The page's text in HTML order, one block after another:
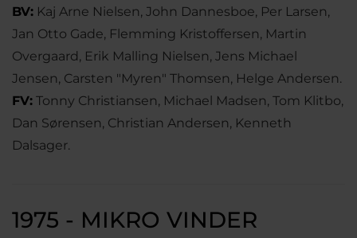
BV: Kaj Arne Nielsen, John Dannesboe, Per Larsen,
Jan Otto Gade, Flemming Kristoffersen, Martin
Overgaard, Erik Malling Nielsen, Jens Michael
Jensen, Carsten "Myren" Thomsen, Helge Andersen.
FV: Tonny Christiansen, Michael Madsen, Tom Klitbo,
Dan Sørensen, Christian Andersen, Kenneth
Dalsager.
1975 - MIKRO VINDER